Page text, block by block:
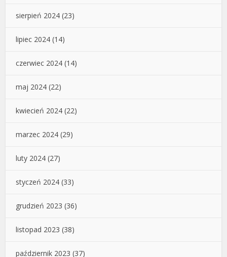
sierpień 2024 (23)
lipiec 2024 (14)
czerwiec 2024 (14)
maj 2024 (22)
kwiecień 2024 (22)
marzec 2024 (29)
luty 2024 (27)
styczeń 2024 (33)
grudzień 2023 (36)
listopad 2023 (38)
październik 2023 (37)